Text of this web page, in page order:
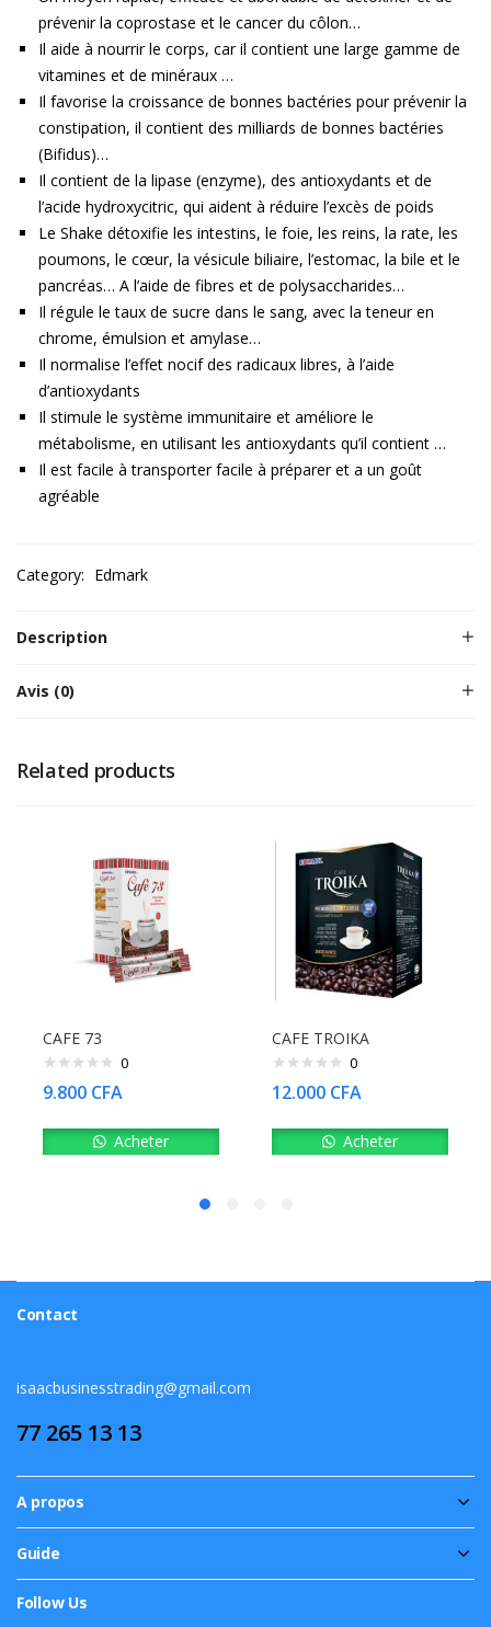
prévenir la coprostase et le cancer du côlon…
Il aide à nourrir le corps, car il contient une large gamme de
vitamines et de minéraux …
Il favorise la croissance de bonnes bactéries pour prévenir la
constipation, il contient des milliards de bonnes bactéries
(Bifidus)…
Il contient de la lipase (enzyme), des antioxydants et de
l’acide hydroxycitric, qui aident à réduire l’excès de poids
Le Shake détoxifie les intestins, le foie, les reins, la rate, les
poumons, le cœur, la vésicule biliaire, l’estomac, la bile et le
pancréas… A l’aide de fibres et de polysaccharides…
Il régule le taux de sucre dans le sang, avec la teneur en
chrome, émulsion et amylase…
Il normalise l’effet nocif des radicaux libres, à l’aide
d’antioxydants
Il stimule le système immunitaire et améliore le
métabolisme, en utilisant les antioxydants qu’il contient …
Il est facile à transporter facile à préparer et a un goût
agréable
Category: Edmark
Description
Avis (0)
Related products
CAFE 73
0
9.800 CFA
Acheter
CAFE TROIKA
0
12.000 CFA
Acheter
Contact
isaacbusinesstrading@gmail.com
77 265 13 13
A propos
Guide
Follow Us